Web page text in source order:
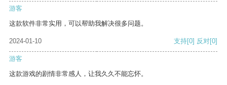
游客
这款软件非常实用，可以帮助我解决很多问题。
2024-01-10 支持[0] 反对[0]
游客
这款游戏的剧情非常感人，让我久久不能忘怀。